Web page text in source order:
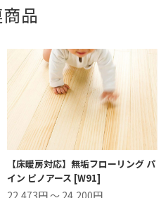
品
【床暖房対応】無垢フローリング パ
イン ピノアース [W91]